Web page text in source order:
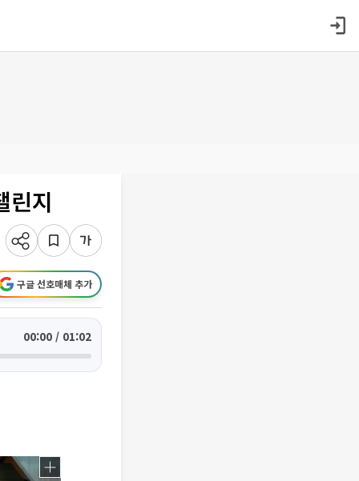
린지
구글 선호매체 추가
00:00 / 01:02